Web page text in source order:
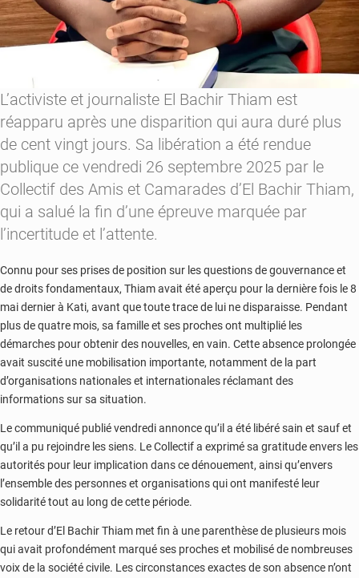
L’activiste et journaliste El Bachir Thiam est
réapparu après une disparition qui aura duré plus
de cent vingt jours. Sa libération a été rendue
publique ce vendredi 26 septembre 2025 par le
Collectif des Amis et Camarades d’El Bachir Thiam,
qui a salué la fin d’une épreuve marquée par
l’incertitude et l’attente.
Connu pour ses prises de position sur les questions de gouvernance et
de droits fondamentaux, Thiam avait été aperçu pour la dernière fois le 8
mai dernier à Kati, avant que toute trace de lui ne disparaisse. Pendant
plus de quatre mois, sa famille et ses proches ont multiplié les
démarches pour obtenir des nouvelles, en vain. Cette absence prolongée
avait suscité une mobilisation importante, notamment de la part
d’organisations nationales et internationales réclamant des
informations sur sa situation.
Le communiqué publié vendredi annonce qu’il a été libéré sain et sauf et
qu’il a pu rejoindre les siens. Le Collectif a exprimé sa gratitude envers les
autorités pour leur implication dans ce dénouement, ainsi qu’envers
l’ensemble des personnes et organisations qui ont manifesté leur
solidarité tout au long de cette période.
Le retour d’El Bachir Thiam met fin à une parenthèse de plusieurs mois
qui avait profondément marqué ses proches et mobilisé de nombreuses
voix de la société civile. Les circonstances exactes de son absence n’ont